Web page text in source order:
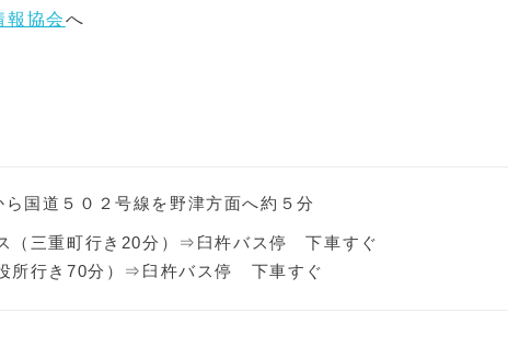
報協会へ
国道５０２号線を野津方面へ約５分
（三重町行き20分）⇒臼杵バス停 下車すぐ
所行き70分）⇒臼杵バス停 下車すぐ